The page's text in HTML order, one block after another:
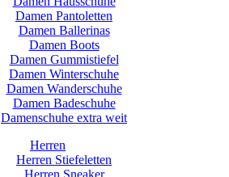
Damen Pantoletten
Damen Ballerinas
Damen Boots
Damen Gummistiefel
Damen Winterschuhe
Damen Wanderschuhe
Damen Badeschuhe
Damenschuhe extra weit
Herren
Herren Stiefeletten
Herren Sneaker